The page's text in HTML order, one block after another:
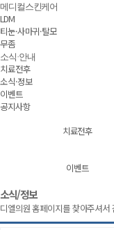
메디컬스킨케어
LDM
티눈·사마귀·탈모
무좀
소식·안내
치료전후
소식·정보
이벤트
공지사항
치료전후
이벤트
소식/정보 | 창원
소식/정보
디엘의원 홈페이지를 찾아주셔서